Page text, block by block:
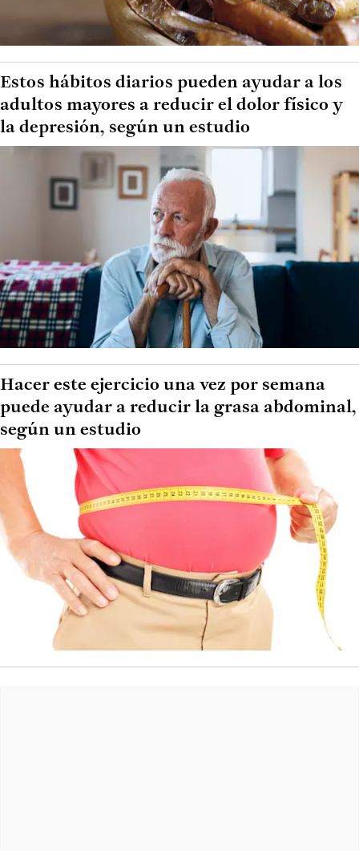
Estos hábitos diarios pueden ayudar a los
adultos mayores a reducir el dolor físico y
la depresión, según un estudio
Hacer este ejercicio una vez por semana
puede ayudar a reducir la grasa abdominal,
según un estudio